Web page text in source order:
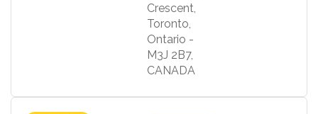
Crescent,
Toronto,
Ontario -
M3J 2B7,
CANADA